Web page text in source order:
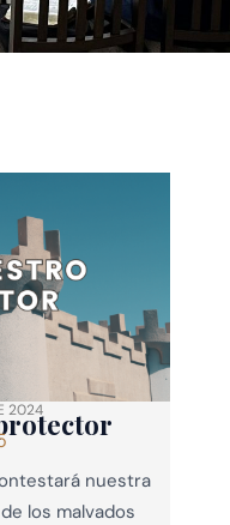
2024
nuestra
los malvados